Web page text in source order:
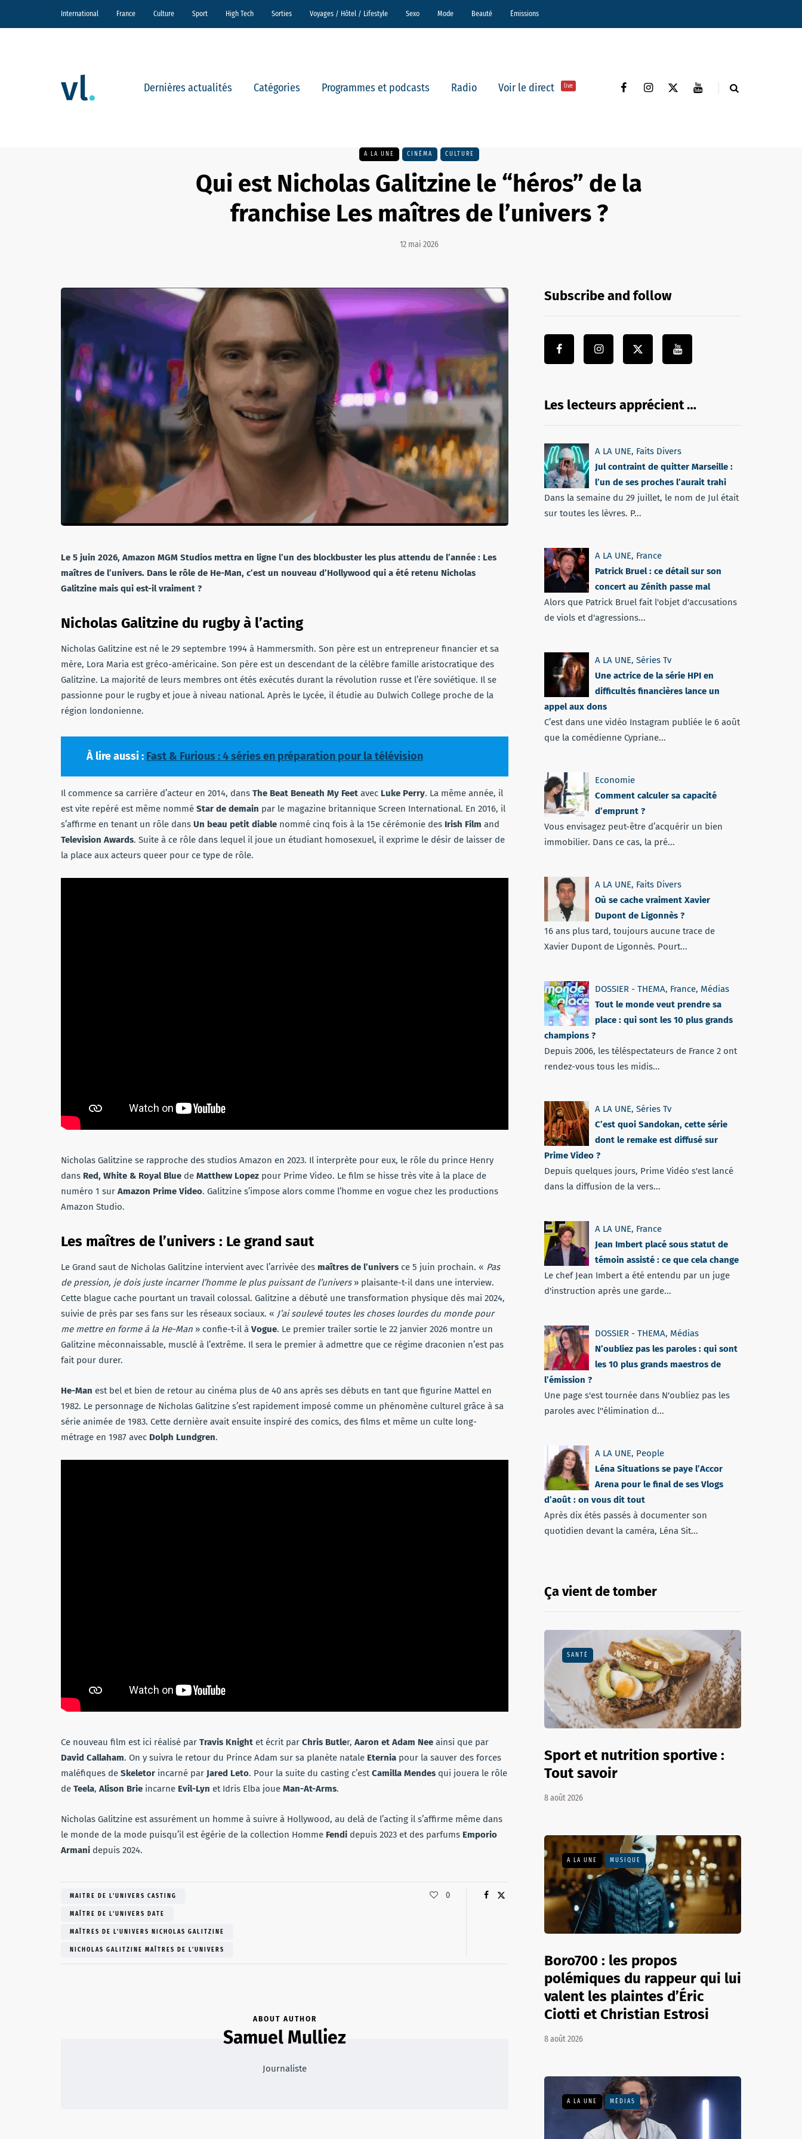
International France Culture Sport High Tech Sorties Voyages / Hôtel / Lifestyle Sexo Mode Beauté Émissions
Dernières actualités Catégories Programmes et podcasts Radio Voir le direct live
A LA UNE CINÉMA CULTURE
Qui est Nicholas Galitzine le “héros” de la
franchise Les maîtres de l’univers ?
12 mai 2026
Le 5 juin 2026, Amazon MGM Studios mettra en ligne l’un des blockbuster les plus attendu de l’année : Les
maîtres de l’univers. Dans le rôle de He-Man, c’est un nouveau d’Hollywood qui a été retenu Nicholas
Galitzine mais qui est-il vraiment ?
Nicholas Galitzine du rugby à l’acting
Nicholas Galitzine est né le 29 septembre 1994 à Hammersmith. Son père est un entrepreneur financier et sa
mère, Lora Maria est gréco-américaine. Son père est un descendant de la célèbre famille aristocratique des
Galitzine. La majorité de leurs membres ont étés exécutés durant la révolution russe et l’ère soviétique. Il se
passionne pour le rugby et joue à niveau national. Après le Lycée, il étudie au Dulwich College proche de la
région londonienne.
À lire aussi : Fast & Furious : 4 séries en préparation pour la télévision
Il commence sa carrière d’acteur en 2014, dans The Beat Beneath My Feet avec Luke Perry. La même année, il
est vite repéré est même nommé Star de demain par le magazine britannique Screen International. En 2016, il
s’affirme en tenant un rôle dans Un beau petit diable nommé cinq fois à la 15e cérémonie des Irish Film and
Television Awards. Suite à ce rôle dans lequel il joue un étudiant homosexuel, il exprime le désir de laisser de
la place aux acteurs queer pour ce type de rôle.
Nicholas Galitzine se rapproche des studios Amazon en 2023. Il interprète pour eux, le rôle du prince Henry
dans Red, White & Royal Blue de Matthew Lopez pour Prime Video. Le film se hisse très vite à la place de
numéro 1 sur Amazon Prime Video. Galitzine s’impose alors comme l’homme en vogue chez les productions
Amazon Studio.
Les maîtres de l’univers : Le grand saut
Le Grand saut de Nicholas Galitzine intervient avec l’arrivée des maîtres de l’univers ce 5 juin prochain. « Pas
de pression, je dois juste incarner l’homme le plus puissant de l’univers» plaisante-t-il dans une interview.
Cette blague cache pourtant un travail colossal. Galitzine a débuté une transformation physique dès mai 2024,
suivie de près par ses fans sur les réseaux sociaux. « J’ai soulevé toutes les choses lourdes du monde pour
me mettre en forme à la He-Man » confie-t-il à Vogue. Le premier trailer sortie le 22 janvier 2026 montre un
Galitzine méconnaissable, musclé à l’extrême. Il sera le premier à admettre que ce régime draconien n’est pas
fait pour durer.
He-Man est bel et bien de retour au cinéma plus de 40 ans après ses débuts en tant que figurine Mattel en
1982. Le personnage de Nicholas Galitzine s’est rapidement imposé comme un phénomène culturel grâce à sa
série animée de 1983. Cette dernière avait ensuite inspiré des comics, des films et même un culte long-
métrage en 1987 avec Dolph Lundgren.
Ce nouveau film est ici réalisé par Travis Knight et écrit par Chris Butler, Aaron et Adam Nee ainsi que par
David Callaham. On y suivra le retour du Prince Adam sur sa planète natale Eternia pour la sauver des forces
maléfiques de Skeletor incarné par Jared Leto. Pour la suite du casting c’estCamilla Mendes qui jouera le rôle
de Teela, Alison Brie incarne Evil-Lyn et Idris Elba joue Man-At-Arms.
Nicholas Galitzine est assurément un homme à suivre à Hollywood, au delà de l’acting il s’affirme même dans
le monde de la mode puisqu’il est égérie de la collection Homme Fendi depuis 2023 et des parfums Emporio
Armani depuis 2024.
MAITRE DE L'UNIVERS CASTING
MAÎTRE DE L'UNIVERS DATE
MAÎTRES DE L'UNIVERS NICHOLAS GALITZINE
NICHOLAS GALITZINE MAÎTRES DE L'UNIVERS
0
ABOUT AUTHOR
Samuel Mulliez
Journaliste
Subscribe and follow
Les lecteurs apprécient …
A LA UNE, Faits Divers
Jul contraint de quitter Marseille :
l’un de ses proches l’aurait trahi
Dans la semaine du 29 juillet, le nom de Jul était
sur toutes les lèvres. P...
A LA UNE, France
Patrick Bruel : ce détail sur son
concert au Zénith passe mal
Alors que Patrick Bruel fait l'objet d'accusations
de viols et d'agressions...
A LA UNE, Séries Tv
Une actrice de la série HPI en
difficultés financières lance un
appel aux dons
C’est dans une vidéo Instagram publiée le 6 août
que la comédienne Cypriane...
Economie
Comment calculer sa capacité
d’emprunt ?
Vous envisagez peut-être d’acquérir un bien
immobilier. Dans ce cas, la pré...
A LA UNE, Faits Divers
Où se cache vraiment Xavier
Dupont de Ligonnès ?
16 ans plus tard, toujours aucune trace de
Xavier Dupont de Ligonnès. Pourt...
DOSSIER - THEMA, France, Médias
Tout le monde veut prendre sa
place : qui sont les 10 plus grands
champions ?
Depuis 2006, les téléspectateurs de France 2 ont
rendez-vous tous les midis...
A LA UNE, Séries Tv
C’est quoi Sandokan, cette série
dont le remake est diffusé sur
Prime Video ?
Depuis quelques jours, Prime Vidéo s'est lancé
dans la diffusion de la vers...
A LA UNE, France
Jean Imbert placé sous statut de
témoin assisté : ce que cela change
Le chef Jean Imbert a été entendu par un juge
d'instruction après une garde...
DOSSIER - THEMA, Médias
N’oubliez pas les paroles : qui sont
les 10 plus grands maestros de
l’émission ?
Une page s'est tournée dans N'oubliez pas les
paroles avec l''élimination d...
A LA UNE, People
Léna Situations se paye l’Accor
Arena pour le final de ses Vlogs
d’août : on vous dit tout
Après dix étés passés à documenter son
quotidien devant la caméra, Léna Sit...
Ça vient de tomber
SANTÉ
Sport et nutrition sportive :
Tout savoir
8 août 2026
A LA UNE MUSIQUE
Boro700 : les propos
polémiques du rappeur qui lui
valent les plaintes d’Éric
Ciotti et Christian Estrosi
8 août 2026
A LA UNE MÉDIAS